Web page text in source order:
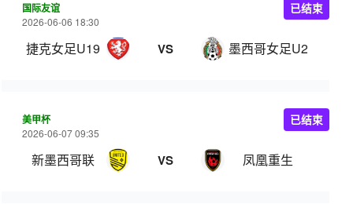
国际友谊
2026-06-06 18:30
捷克女足U19 VS 墨西哥女足U20
已结束
美甲杯
2026-06-07 09:35
新墨西哥联 VS 凤凰重生
已结束